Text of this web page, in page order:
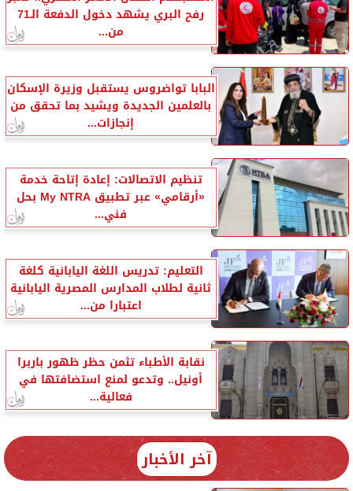
رفح البري يشهد دخول الدفعة الـ71
من...
البابا تواضروس يستقبل وزيرة الإسكان
بالعلمين الجديدة ويشيد بما تحقق من
إنجازات...
تنظيم الاتصالات: إعادة إتاحة خدمة
«أرقامي» عبر تطبيق My NTRA بحل
فني...
التعليم: تدريس اللغة اليابانية كلغة
ثانية لطلاب المدارس المصرية اليابانية
اعتبارا من...
نقابة الأطباء تثمن حظر ظهور باربرا
أونيل.. وتدعو لمنع استضافتها في
فعالية...
آخر الأخبار